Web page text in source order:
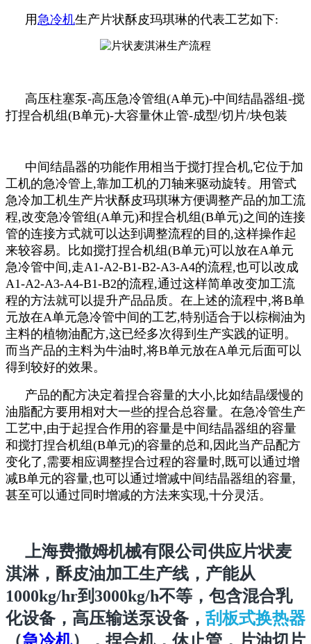
用 急冷机生产片状酥皮玛琪琳的代表工艺如下:
高压柱塞泵-高压急冷管组(A单元)-中间结晶器组-搅
打捏合机组(B单元)-大容量休止管-成型/切片/块包装
中间结晶器的功能作用相当于搅打捏合机,它位于加
工机的急冷管上,靠加工机的刀轴来驱动旋转。用管式
急冷加工机生产片状酥皮玛琪琳方便调整产品的加工流
程,改变急冷管组(A单元)和捏合机组(B单元)之间的连接
管的连接方式就可以达到调整流程的目的,这样操作起
来较容易。比如搅打捏合机组(B单元)可以放在A单元
急冷管中间,走A1-A2-B1-B2-A3-A4的流程,也可以改成
A1-A2-A3-A4-B1-B2的流程,通过这样简单改变加工流
程的方法就可以提升产品品质。在上述的流程中,将B单
元放在A单元急冷管中间的工艺,特别适合于以棕榈油为
主料的植物油配方,这已经多次得到生产实践的证明。
而当产品的主料为牛油时,将B单元放在A单元后面可以
得到较好的效果。
产品的配方决定着捏合容量的大小,比如结晶缓慢的
油脂配方要用相对大一些的捏合总容量。在急冷管生产
工艺中,由于起捏合作用的容量是中间结晶器组的容量
和搅打捏合机组(B单元)的容量的总和,因此当产品配方
变化了,需要相应调整捏合过程的容量时,既可以通过增
减B单元的容量,也可以通过增减中间结晶器组的容量,
甚至可以通过同时增减的方法来实现,十分灵活。
上海费撒姆机械有限公司供应片状麦
淇淋，酥皮油加工生产线，产能从
1000kg/hr到3000kg/h不等，包含混合乳
化设备，高压输送泵设备， 刮板式换热器